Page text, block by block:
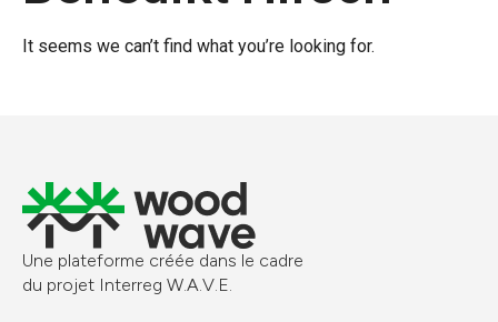
It seems we can’t find what you’re looking for.
Une plateforme créée dans le cadre
du projet Interreg W.A.V.E.